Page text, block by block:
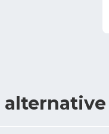
alternative